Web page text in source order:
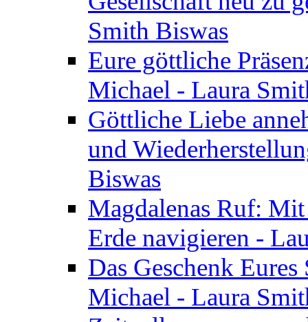
Smith Biswas
Eure göttliche
Michael - Laura
Göttliche Liebe
und
Biswas
Magdalenas Ruf:
Erde navigieren -
Das Geschenk
Michael - Laura